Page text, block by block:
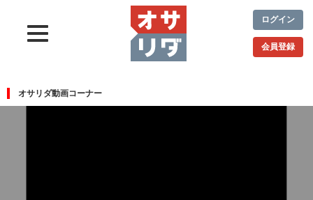
ログイン
会員登録
オサリダ動画コーナー